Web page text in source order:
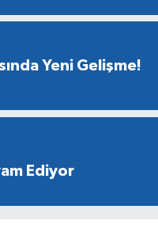
Yeni Gelişme!
Ediyor